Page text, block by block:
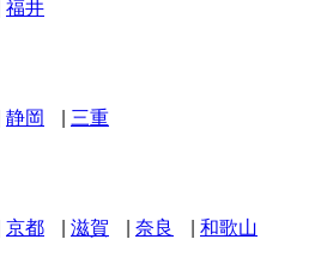
福井
静岡 三重
京都 滋賀 奈良 和歌山